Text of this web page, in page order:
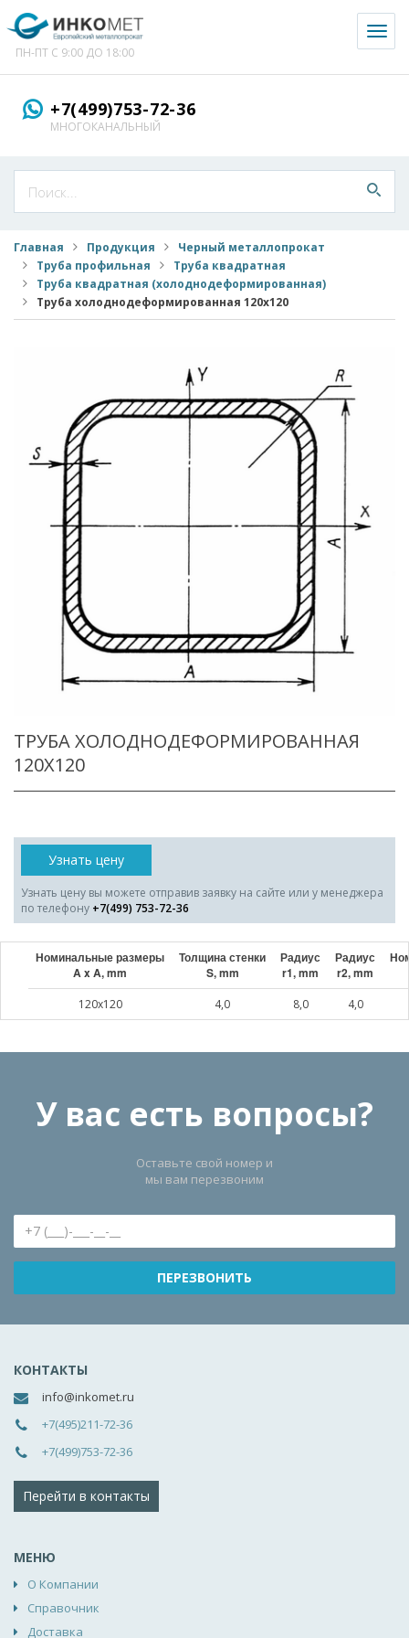
ПН-ПТ С 9:00 ДО 18:00
+7(499)753-72-36
МНОГОКАНАЛЬНЫЙ
Главная Продукция
Черный металлопрокат
Труба профильная
Труба квадратная
Труба квадратная (холоднодеформированная)
Труба холоднодеформированная 120x120
ТРУБА ХОЛОДНОДЕФОРМИРОВАННАЯ
120X120
Узнать цену
Узнать цену вы можете отправив заявку на сайте или у менеджера
по телефону +7(499) 753-72-36
Номинальные размеры
A x A, mm
Толщина стенки
S, mm
Радиус
r1, mm
Радиус
r2, mm
120x120 4,0 8,0 4,0
У вас есть вопросы?
Оставьте свой номер и
мы вам перезвоним
КОНТАКТЫ
info@inkomet.ru
+7(495)211-72-36
+7(499)753-72-36
Перейти в контакты
МЕНЮ
О Компании
Справочник
Доставка